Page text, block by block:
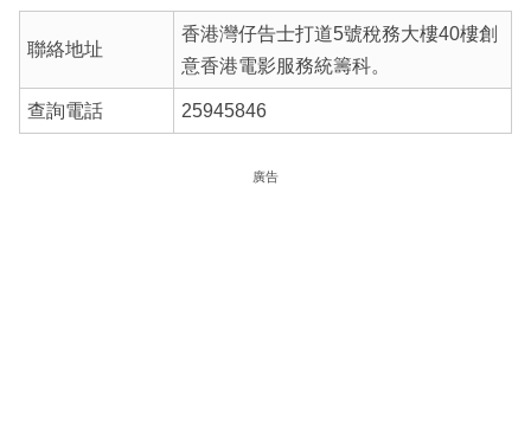
聯絡地址
香港灣仔告士打道5號稅務大樓40樓創
意香港電影服務統籌科。
查詢電話 25945846
廣告